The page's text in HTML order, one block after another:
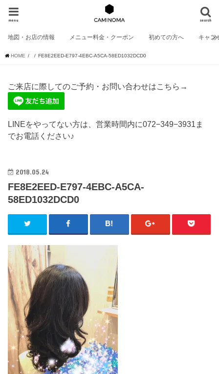
search
menu
地図・お店の情報 メニュー料金・クーポン 初めての方へ キャン
HOME FE8E2EED-E797-4EBC-A5CA-58ED1032DCD0
ご来店に際してのご予約・お問い合わせはこちら→
LINEをやってない方は、営業時間内に072−349−3931ま
でお電話ください♪
2018.05.24
FE8E2EED-E797-4EBC-A5CA-
58ED1032DCD0